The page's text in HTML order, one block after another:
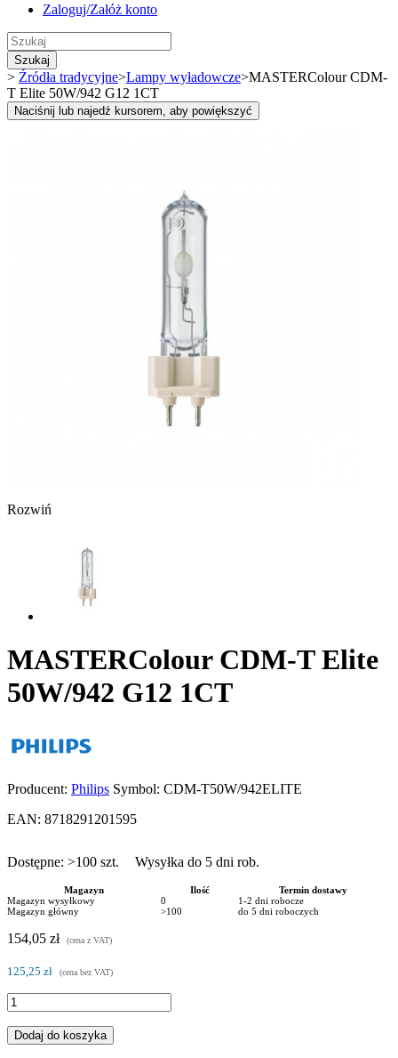
Zaloguj/Załóż konto
Szukaj
> Źródła tradycyjne>Lampy wyładowcze>MASTERColour CDM-
T Elite 50W/942 G12 1CT
Naciśnij lub najedź kursorem, aby powiększyć
Rozwiń
MASTERColour CDM-T Elite
50W/942 G12 1CT
Producent: Philips Symbol: CDM-T50W/942ELITE
EAN: 8718291201595
Dostępne: >100 szt. Wysyłka do 5 dni rob.
Magazyn Ilość
Termin dostawy
Magazyn wysyłkowy
0
1-2 dni robocze
Magazyn główny
>100 do 5 dni roboczych
154,05 zł (cena z VAT)
125,25 zł (cena bez VAT)
Dodaj do koszyka